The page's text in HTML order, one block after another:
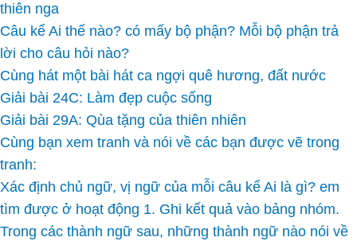
thiên nga
Câu kể Ai thế nào? có mấy bộ phận? Mỗi bộ phận trả
lời cho câu hỏi nào?
Cùng hát một bài hát ca ngợi quê hương, đất nước
Giải bài 24C: Làm đẹp cuộc sống
Giải bài 29A: Qùa tặng của thiên nhiên
Cùng bạn xem tranh và nói về các bạn được vẽ trong
tranh:
Xác định chủ ngữ, vị ngữ của mỗi câu kể Ai là gì? em
tìm được ở hoạt động 1. Ghi kết quả vào bảng nhóm.
Trong các thành ngữ sau, những thành ngữ nào nói về